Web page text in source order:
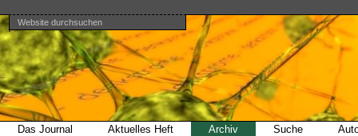
Direkt
zum
Inhalt
|
Direkt
zur
Navigation
Benutzerspezifische
Werkzeuge
Website durchsuchen
Erweiterte
Suche…
Bereiche
Das Journal Aktuelles Heft Archiv Suche